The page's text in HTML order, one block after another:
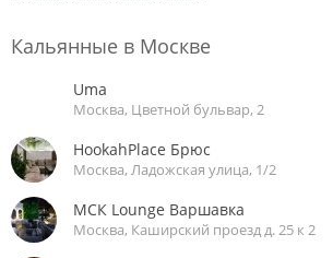
Кальянные в Москве
Uma
Москва, Цветной бульвар, 2
HookahPlace Брюс
Москва, Ладожская улица, 1/2
МСК Lounge Варшавка
Москва, Каширский проезд д. 25 к 2